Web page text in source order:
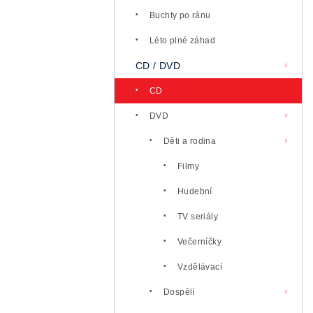
Buchty po ránu
Léto plné záhad
CD / DVD
CD
DVD
Děti a rodina
Filmy
Hudební
TV seriály
Večerníčky
Vzdělávací
Dospělí